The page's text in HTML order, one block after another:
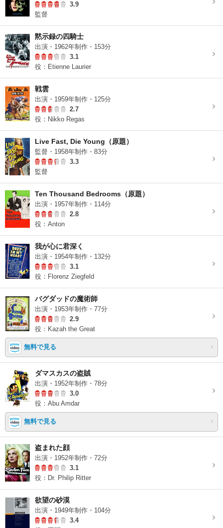
3.9
監督
黙示録の四騎士
出演・1962年制作・153分
3.1
役：Etienne Laurier
戦雲
出演・1959年制作・125分
2.7
役：Nikko Regas
Live Fast, Die Young（原題）
監督・1958年制作・83分
3.3
監督
Ten Thousand Bedrooms（原題）
出演・1957年制作・114分
2.8
役：Anton
我が心に君深く
出演・1954年制作・132分
3.1
役：Florenz Ziegfeld
バグダッドの魔術師
出演・1953年制作・77分
2.9
役：Kazah the Great
無料で見る
ダマスカスの盗賊
出演・1952年制作・78分
3.0
役：Abu Amdar
無料で見る
盗まれた顔
出演・1952年制作・72分
3.1
役：Dr. Philip Ritter
欲望の砂漠
出演・1949年制作・104分
3.4